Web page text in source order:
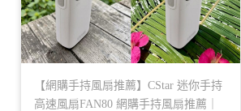
【網購手持風扇推薦】CStar 迷你手持
高速風扇FAN80 網購手持風扇推薦｜